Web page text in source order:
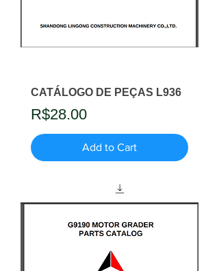
CATÁLOGO DE PEÇAS L936
Price
R$28.00
Add to Cart